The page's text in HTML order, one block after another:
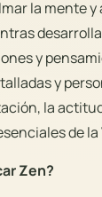
la mente y
y
y
la
de la
Zen?